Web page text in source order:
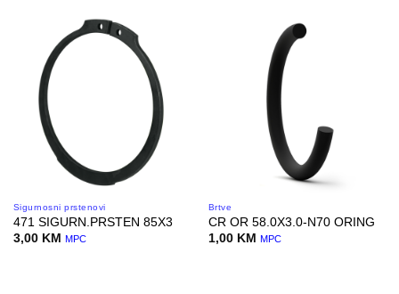
Sigurnosni prstenovi
471 SIGURN.PRSTEN 85X3
3,00 KM MPC
Brtve
CR OR 58.0X3.0-N70 ORING
1,00 KM MPC